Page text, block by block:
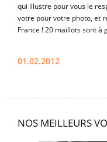
qui illustre pour vous le
votre pour votre photo, et
France ! 20 maillots sont
01.02.2012
NOS MEILLEURS